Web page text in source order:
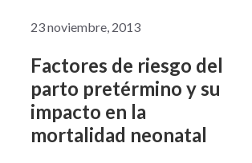
23 noviembre, 2013
Factores de riesgo del
parto pretérmino y su
impacto en la
mortalidad neonatal